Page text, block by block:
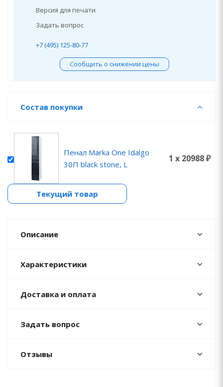
Версия для печати
Задать вопрос
+7 (495) 125-80-77
Сообщить о снижении цены
Состав покупки
Пенал Marka One Idalgo
30П black stone, L
1 x 20988 ₽
Текущий товар
Описание
Характеристики
Доставка и оплата
Задать вопрос
Отзывы